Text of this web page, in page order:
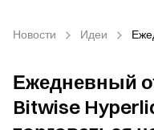
Новости Идеи
Ежедневный
Bitwise